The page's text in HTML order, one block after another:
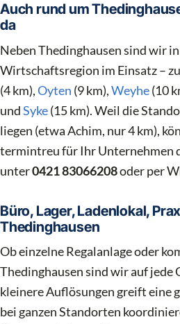
Auch rund um
da
Neben Thedinghausen sind wir
Wirtschaftsregion im Einsatz –
(4 km),Oyten (9 km),Weyhe(10
undSyke(15 km). Weil die
liegen (etwa Achim, nur 4 km),
termintreu für Ihr Unternehmen
unter0421 83066208oder per
Büro, Lager, Ladenlokal,
Thedinghausen
Ob einzelne Regalanlage oder
Thedinghausen sind wir auf jede
kleinere Auflösungen greift eine
bei ganzen Standorten